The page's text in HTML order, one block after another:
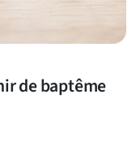
de baptême